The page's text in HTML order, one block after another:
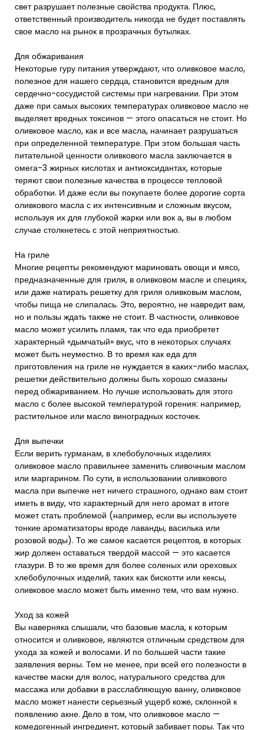
свет разрушает полезные свойства продукта. Плюс,
ответственный производитель никогда не будет поставлять
свое масло на рынок в прозрачных бутылках.
Для обжаривания
Некоторые гуру питания утверждают, что оливковое масло,
полезное для нашего сердца, становится вредным для
сердечно-сосудистой системы при нагревании. При этом
даже при самых высоких температурах оливковое масло не
выделяет вредных токсинов — этого опасаться не стоит. Но
оливковое масло, как и все масла, начинает разрушаться
при определенной температуре. При этом большая часть
питательной ценности оливкового масла заключается в
омега-3 жирных кислотах и антиоксидантах, которые
теряют свои полезные качества в процессе тепловой
обработки. И даже если вы покупаете более дорогие сорта
оливкового масла с их интенсивным и сложным вкусом,
используя их для глубокой жарки или вок а, вы в любом
случае столкнетесь с этой неприятностью.
На гриле
Многие рецепты рекомендуют мариновать овощи и мясо,
предназначенные для гриля, в оливковом масле и специях,
или даже натирать решетку для гриля оливковым маслом,
чтобы пища не слипалась. Это, вероятно, не навредит вам,
но и пользы ждать также не стоит. В частности, оливковое
масло может усилить пламя, так что еда приобретет
характерный «дымчатый» вкус, что в некоторых случаях
может быть неуместно. В то время как еда для
приготовления на гриле не нуждается в каких-либо маслах,
решетки действительно должны быть хорошо смазаны
перед обжариванием. Но лучше использовать для этого
масло с более высокой температурой горения: например,
растительное или масло виноградных косточек.
Для выпечки
Если верить гурманам, в хлебобулочных изделиях
оливковое масло правильнее заменить сливочным маслом
или маргарином. По сути, в использовании оливкового
масла при выпечке нет ничего страшного, однако вам стоит
иметь в виду, что характерный для него аромат в итоге
может стать проблемой (например, если вы используете
тонкие ароматизаторы вроде лаванды, василька или
розовой воды). То же самое касается рецептов, в которых
жир должен оставаться твердой массой — это касается
глазури. В то же время для более соленых или ореховых
хлебобулочных изделий, таких как бискотти или кексы,
оливковое масло может быть именно тем, что вам нужно.
Уход за кожей
Вы наверняка слышали, что базовые масла, к которым
относится и оливковое, являются отличным средством для
ухода за кожей и волосами. И по большей части такие
заявления верны. Тем не менее, при всей его полезности в
качестве маски для волос, натурального средства для
массажа или добавки в расслабляющую ванну, оливковое
масло может нанести серьезный ущерб коже, склонной к
появлению акне. Дело в том, что оливковое масло —
комедогенный ингредиент, который забивает поры. Так что